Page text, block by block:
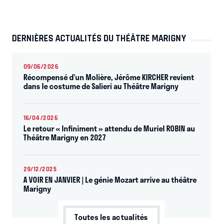
DERNIÈRES ACTUALITÉS DU THÉÂTRE MARIGNY
09/06/2026
Récompensé d’un Molière, Jérôme KIRCHER revient
dans le costume de Salieri au Théâtre Marigny
16/04/2026
Le retour « Infiniment » attendu de Muriel ROBIN au
Théâtre Marigny en 2027
29/12/2025
A VOIR EN JANVIER | Le génie Mozart arrive au théâtre
Marigny
Toutes les actualités